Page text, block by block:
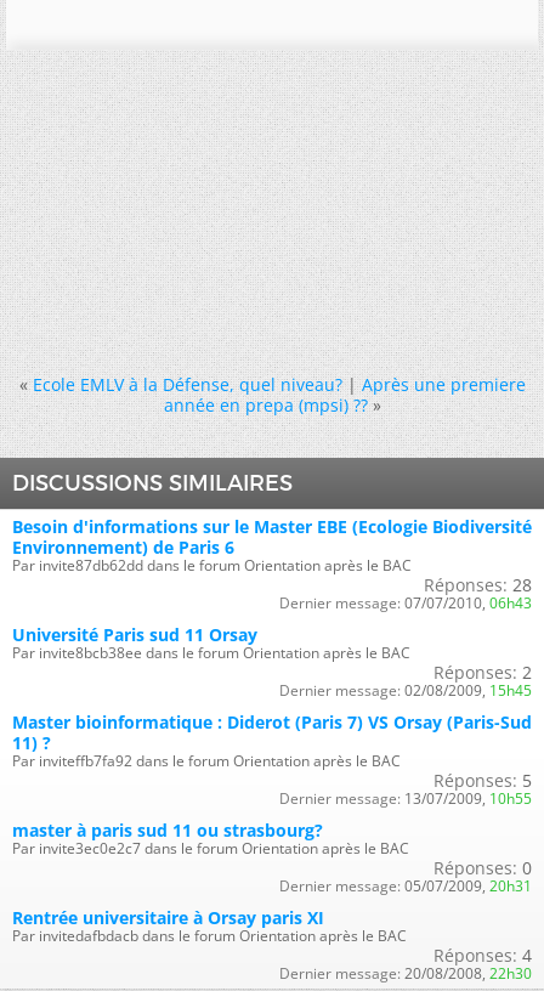
« Ecole EMLV à la Défense, quel niveau?|Après une premiere
année en prepa (mpsi) ?? »
DISCUSSIONS SIMILAIRES
Besoin d'informations sur le Master EBE (Ecologie Biodiversité
Environnement) de Paris 6
Par invite87db62dd dans le forum Orientation après le BAC
Réponses: 28
Dernier message: 07/07/2010, 06h43
Université Paris sud 11 Orsay
Par invite8bcb38ee dans le forum Orientation après le BAC
Réponses: 2
Dernier message: 02/08/2009, 15h45
Master bioinformatique : Diderot (Paris 7) VS Orsay (Paris-Sud
11) ?
Par inviteffb7fa92 dans le forum Orientation après le BAC
Réponses: 5
Dernier message: 13/07/2009, 10h55
master à paris sud 11 ou strasbourg?
Par invite3ec0e2c7 dans le forum Orientation après le BAC
Réponses: 0
Dernier message: 05/07/2009, 20h31
Rentrée universitaire à Orsay paris XI
Par invitedafbdacb dans le forum Orientation après le BAC
Réponses: 4
Dernier message: 20/08/2008, 22h30